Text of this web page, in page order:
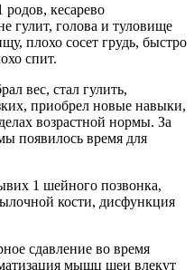
родов, кесарево
гулит, голова и туловище
плохо сосет грудь, быстро
спит.
вес, стал гулить,
приобрел новые навыки,
возрастной нормы. За
появилось время для
1 шейного позвонка,
кости, дисфункция
сдавление во время
мышц шеи влекут